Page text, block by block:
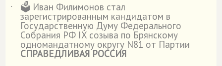
˙
🗳️ Иван Филимонов стал
зарегистрированным кандидатом в
Государственную Думу Федерального
Собрания РФ IX созыва по Брянскому
одномандатному округу N81 от Партии
СПРАВЕДЛИВАЯ РОССИЯ